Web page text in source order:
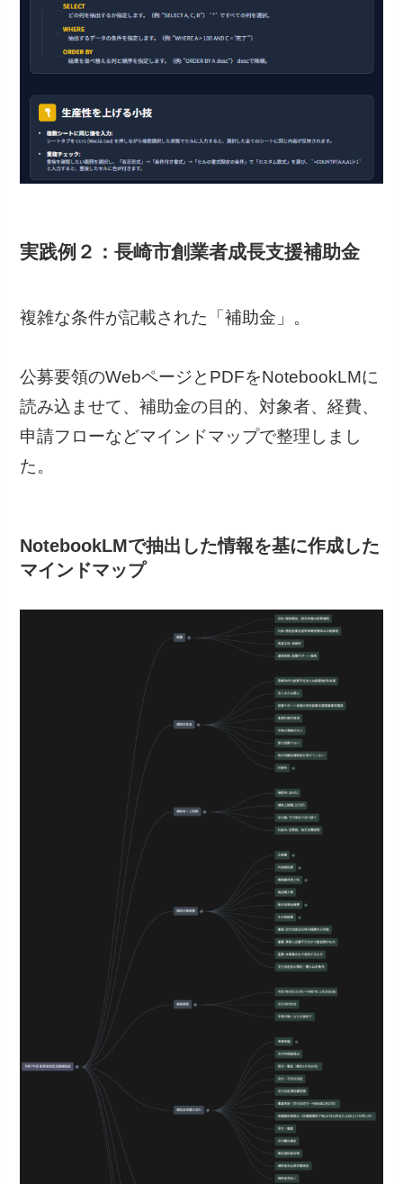
実践例２：長崎市創業者成長支援補助金
複雑な条件が記載された「補助金」。
公募要領のWebページとPDFをNotebookLMに
読み込ませて、補助金の目的、対象者、経費、
申請フローなどマインドマップで整理しまし
た。
NotebookLMで抽出した情報を基に作成した
マインドマップ